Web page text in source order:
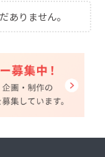
ありません。